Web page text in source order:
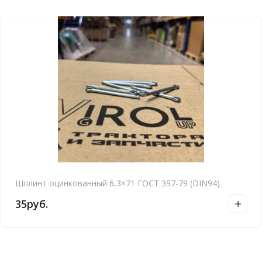
Шплинт оцинкованный 6,3×71 ГОСТ 397-79 (DIN94)
35руб.